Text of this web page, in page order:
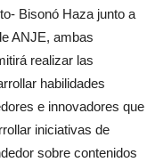
Bisonó Haza junto a
ANJE, ambas
realizar las
habilidades
e innovadores que
iniciativas de
sobre contenidos